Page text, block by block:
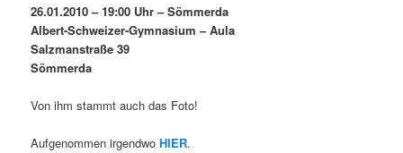
26.01.2010 – 19:00 Uhr – Sömmerda
Albert-Schweizer-Gymnasium – Aula
Salzmanstraße 39
Sömmerda
Von ihm stammt auch das Foto!
Aufgenommen irgendwoHIER.